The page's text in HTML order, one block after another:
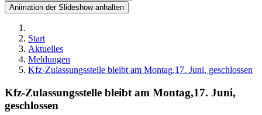
Animation der Slideshow anhalten
Start
Aktuelles
Meldungen
Kfz-Zulassungsstelle bleibt am Montag,17. Juni, geschlossen
Kfz-Zulassungsstelle bleibt am Montag,17. Juni,
geschlossen